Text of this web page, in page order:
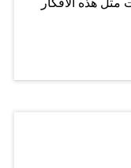
هذه الأفكار
الإيراني
وإما إلى ما قد
المتواضع